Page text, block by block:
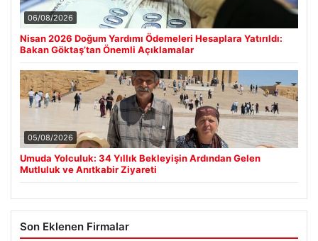
06/08/2026
Nisan 2026 Doğum Yardımı Ödemeleri Hesaplara Yatırıldı:
Bakan Göktaş’tan Önemli Açıklamalar
05/08/2026
Umuda Yolculuk: 34 Yıllık Bekleyişin Ardından Gelen
Mutluluk ve Anıtkabir Ziyareti
Son Eklenen Firmalar